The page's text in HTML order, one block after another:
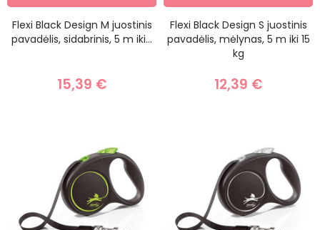
Flexi Black Design M juostinis
pavadėlis, sidabrinis, 5 m iki...
15,39 €
Flexi Black Design S juostinis
pavadėlis, mėlynas, 5 m iki 15
kg
12,39 €